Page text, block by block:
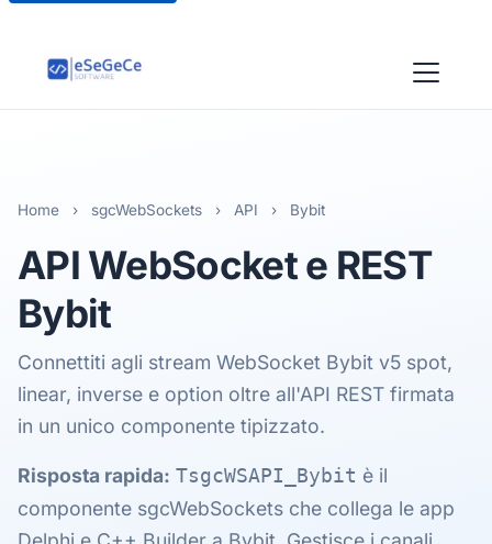
Home › sgcWebSockets › API › Bybit
API WebSocket e REST
Bybit
Connettiti agli stream WebSocket Bybit v5 spot,
linear, inverse e option oltre all'API REST firmata
in un unico componente tipizzato.
Risposta rapida: TsgcWSAPI_Bybit è il
componente sgcWebSockets che collega le app